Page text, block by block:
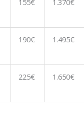
155€ 1.370€
190€ 1.495€
225€ 1.650€